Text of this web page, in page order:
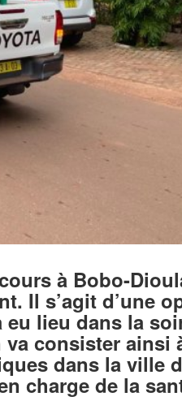
à Bobo-
Il s’agit d’une
lieu dans la
consister ainsi
dans la ville
charge de la